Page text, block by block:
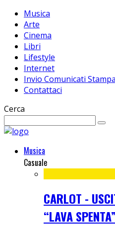
Musica
Arte
Cinema
Libri
Lifestyle
Internet
Invio Comunicati Stampa
Contattaci
Cerca
Musica
Casuale
CARLOT -
“LAVA SPENTA”